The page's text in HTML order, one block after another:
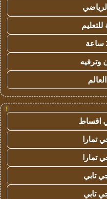
وترفيه
!
اقساط
تمارا
تمارا
تابي
تابي